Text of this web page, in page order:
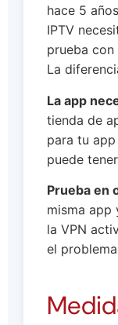
hace 5
IPTV
prueba con
La
La app
tienda de
para tu app
puede
Prueba en
misma app
la VPN
el